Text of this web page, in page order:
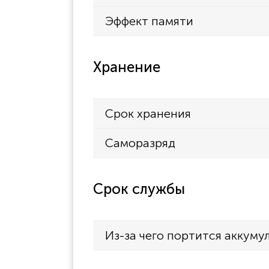
Эффект памяти
Хранение
Срок хранения
Саморазряд
Срок службы
Из-за чего портится